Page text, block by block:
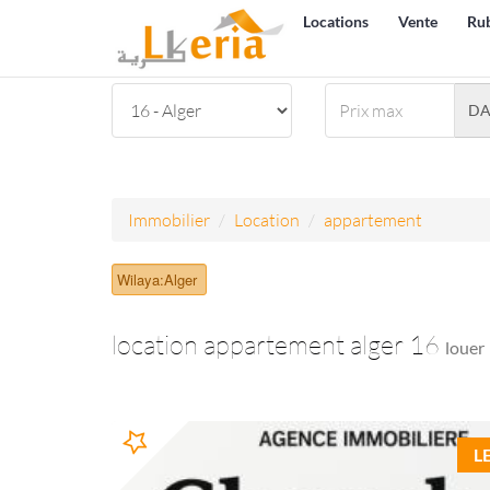
Locations Vente
DA
Immobilier Location appartement
Wilaya:Alger
location appartement alger 16 louer